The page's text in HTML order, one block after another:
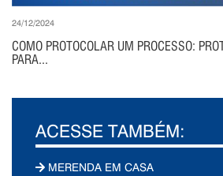
24/12/2024
COMO PROTOCOLAR UM PROCESSO:
PARA...
ACESSE TAMBÉM:
MERENDA EM CASA